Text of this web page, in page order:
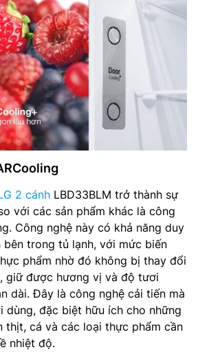
2 cánh LBD33BLM trở thành sự
với các sản phẩm khác là công
Công nghệ này có khả năng duy
trong tủ lạnh, với mức biến
phẩm nhờ đó không bị thay đổi
giữ được hương vị và độ tươi
dài. Đây là công nghệ cải tiến mà
dùng, đặc biệt hữu ích cho những
thịt, cá và các loại thực phẩm cần
nhiệt độ.